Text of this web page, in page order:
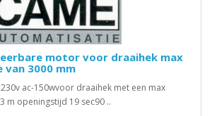
motor voor draaihek max
3000 mm
ac-150wvoor draaihek met een max
m openingstijd 19 sec90 ..